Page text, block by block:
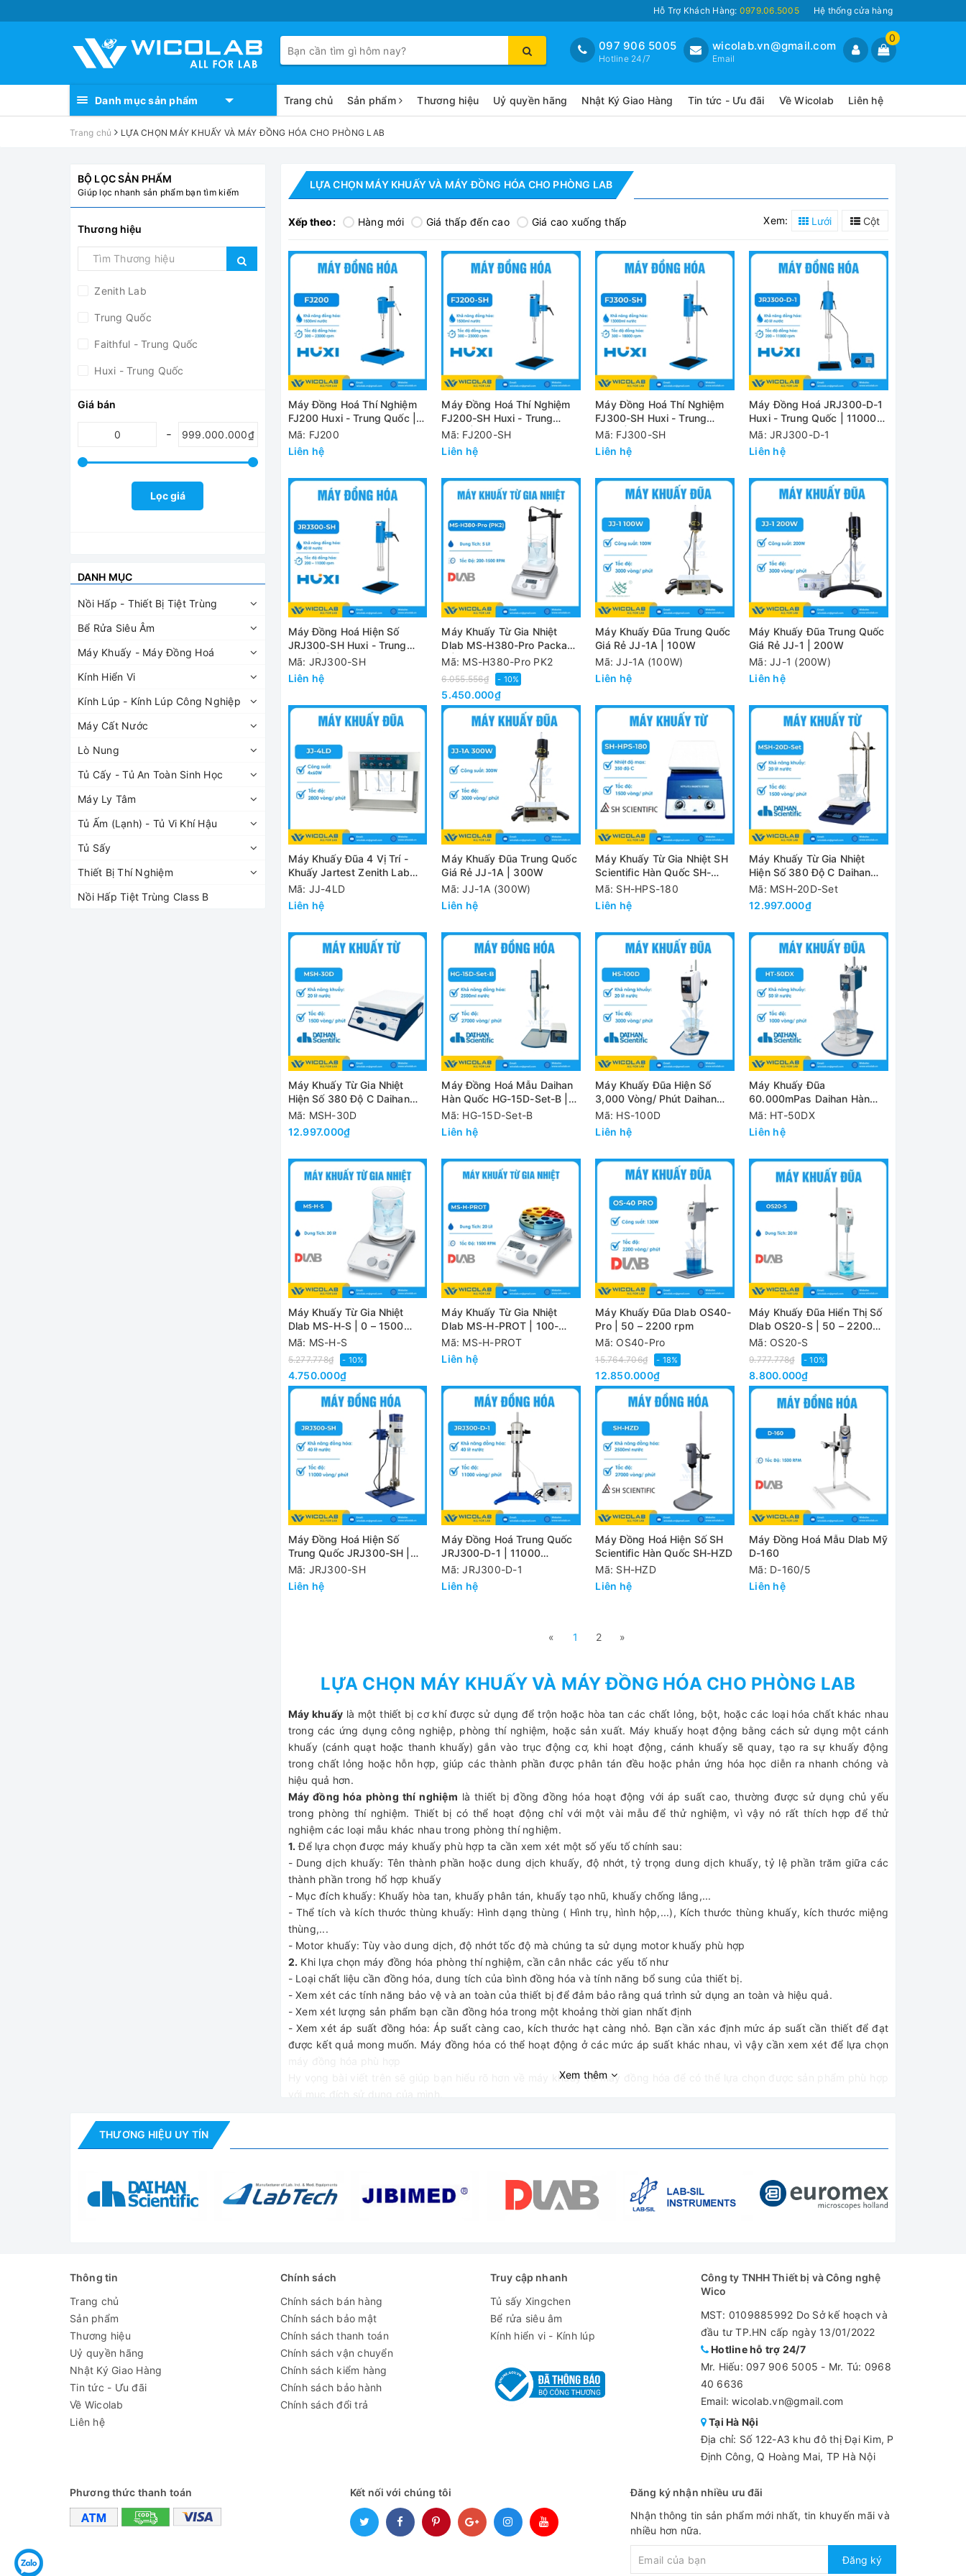
Hỗ Trợ Khách Hàng: 0979.06.5005 Hệ thống cửa hàng
0
wicolab.vn@gmail.com
Email
097 906 5005
Hotline 24/7
Danh mục sản phẩm Trang chủ Sản phẩm Thương hiệu Uỷ quyền hãng Nhật Ký Giao Hàng Tin tức - Ưu đãi Về Wicolab Liên hệ
Trang chủ LỰA CHỌN MÁY KHUẤY VÀ MÁY ĐỒNG HÓA CHO PHÒNG LAB
BỘ LỌC SẢN PHẨM
Giúp lọc nhanh sản phẩm bạn tìm kiếm
Thương hiệu
Zenith Lab
Trung Quốc
Faithful - Trung Quốc
Huxi - Trung Quốc
Giá bán
Lọc giá
DANH MỤC
Nồi Hấp - Thiết Bị Tiệt Trùng
Bể Rửa Siêu Âm
Máy Khuấy - Máy Đồng Hoá
Kính Hiển Vi
Kính Lúp - Kính Lúp Công Nghiệp
Máy Cất Nước
Lò Nung
Tủ Cấy - Tủ An Toàn Sinh Học
Máy Ly Tâm
Tủ Ấm (Lạnh) - Tủ Vi Khí Hậu
Tủ Sấy
Thiết Bị Thí Nghiệm
Nồi Hấp Tiệt Trùng Class B
LỰA CHỌN MÁY KHUẤY VÀ MÁY ĐỒNG HÓA CHO PHÒNG LAB
Xếp theo: Hàng mới Giá thấp đến cao Giá cao xuống thấp Xem: Lưới Cột
Máy Đồng Hoá Thí Nghiệm
FJ200 Huxi - Trung Quốc |
23000 vòng/ phút
Mã: FJ200
Liên hệ
Máy Đồng Hoá Thí Nghiệm
FJ200-SH Huxi - Trung
Quốc | 23000 vòng/ phút
Mã: FJ200-SH
Liên hệ
Máy Đồng Hoá Thí Nghiệm
FJ300-SH Huxi - Trung
Quốc | 18000 vòng/ phút
Mã: FJ300-SH
Liên hệ
Máy Đồng Hoá JRJ300-D-1
Huxi - Trung Quốc | 11000
vòng/ phút
Mã: JRJ300-D-1
Liên hệ
Máy Đồng Hoá Hiện Số
JRJ300-SH Huxi - Trung
Quốc | 11000 vòng/ phút
Mã: JRJ300-SH
Liên hệ
Máy Khuấy Từ Gia Nhiệt
Dlab MS-H380-Pro Package
2 | Tối đa 380 độ C
Mã: MS-H380-Pro PK2
6.055.556₫ - 10%
5.450.000₫
Máy Khuấy Đũa Trung Quốc
Giá Rẻ JJ-1A | 100W
Mã: JJ-1A (100W)
Liên hệ
Máy Khuấy Đũa Trung Quốc
Giá Rẻ JJ-1 | 200W
Mã: JJ-1 (200W)
Liên hệ
Máy Khuấy Đũa 4 Vị Trí -
Khuấy Jartest Zenith Lab
JJ-4LD
Mã: JJ-4LD
Liên hệ
Máy Khuấy Đũa Trung Quốc
Giá Rẻ JJ-1A | 300W
Mã: JJ-1A (300W)
Liên hệ
Máy Khuấy Từ Gia Nhiệt SH
Scientific Hàn Quốc SH-
HPS-180
Mã: SH-HPS-180
Liên hệ
Máy Khuấy Từ Gia Nhiệt
Hiện Số 380 Độ C Daihan
Hàn Quốc MSH-20D-Set
Mã: MSH-20D-Set
12.997.000₫
Máy Khuấy Từ Gia Nhiệt
Hiện Số 380 Độ C Daihan
Hàn Quốc MSH-30D
Mã: MSH-30D
12.997.000₫
Máy Đồng Hoá Mẫu Daihan
Hàn Quốc HG-15D-Set-B |
Màn Hình LCD
Mã: HG-15D-Set-B
Liên hệ
Máy Khuấy Đũa Hiện Số
3,000 Vòng/ Phút Daihan
HS-100D
Mã: HS-100D
Liên hệ
Máy Khuấy Đũa
60.000mPas Daihan Hàn
Quốc HT-50DX
Mã: HT-50DX
Liên hệ
Máy Khuấy Từ Gia Nhiệt
Dlab MS-H-S | 0 – 1500
Vòng/Phút
Mã: MS-H-S
5.277.778₫ - 10%
4.750.000₫
Máy Khuấy Từ Gia Nhiệt
Dlab MS-H-PROT | 100-
1500 Vòng/Phút
Mã: MS-H-PROT
Liên hệ
Máy Khuấy Đũa Dlab OS40-
Pro | 50 – 2200 rpm
Mã: OS40-Pro
15.764.706₫ - 18%
12.850.000₫
Máy Khuấy Đũa Hiển Thị Số
Dlab OS20-S | 50 – 2200
vòng/phút
Mã: OS20-S
9.777.778₫ - 10%
8.800.000₫
Máy Đồng Hoá Hiện Số
Trung Quốc JRJ300-SH |
11000 vòng/ phút - 40 Lít
Mã: JRJ300-SH
Liên hệ
Máy Đồng Hoá Trung Quốc
JRJ300-D-1 | 11000
Vòng/Phút - 40 Lít
Mã: JRJ300-D-1
Liên hệ
Máy Đồng Hoá Hiện Số SH
Scientific Hàn Quốc SH-HZD
Mã: SH-HZD
Liên hệ
Máy Đồng Hoá Mẫu Dlab Mỹ
D-160
Mã: D-160/5
Liên hệ
« 1 2 »
LỰA CHỌN MÁY KHUẤY VÀ MÁY ĐỒNG HÓA CHO PHÒNG LAB
Máy khuấy là một thiết bị cơ khí được sử dụng để trộn hoặc hòa tan các chất lỏng, bột, hoặc các loại hóa chất khác nhau
trong các ứng dụng công nghiệp, phòng thí nghiệm, hoặc sản xuất. Máy khuấy hoạt động bằng cách sử dụng một cánh
khuấy (cánh quạt hoặc thanh khuấy) gắn vào trục động cơ, khi hoạt động, cánh khuấy sẽ quay, tạo ra sự khuấy động
trong chất lỏng hoặc hỗn hợp, giúp các thành phần được phân tán đều hoặc phản ứng hóa học diễn ra nhanh chóng và
hiệu quả hơn.
Máy đồng hóa phòng thí nghiệm là thiết bị đồng đồng hóa hoạt động với áp suất cao, thường được sử dụng chủ yếu
trong phòng thí nghiệm. Thiết bị có thể hoạt động chỉ với một vài mẫu để thử nghiệm, vì vậy nó rất thích hợp để thử
nghiệm các loại mẫu khác nhau trong phòng thí nghiệm.
1. Để lựa chọn được máy khuấy phù hợp ta cần xem xét một số yếu tố chính sau:
- Dung dịch khuấy: Tên thành phần hoặc dung dịch khuấy, độ nhớt, tỷ trọng dung dịch khuấy, tỷ lệ phần trăm giữa các
thành phần trong hổ hợp khuấy
- Mục đích khuấy: Khuấy hòa tan, khuấy phân tán, khuấy tạo nhũ, khuấy chống lắng,...
- Thể tích và kích thước thùng khuấy: Hình dạng thùng ( Hình trụ, hình hộp,...), Kích thước thùng khuấy, kích thước miệng
thùng,...
- Motor khuấy: Tùy vào dung dịch, độ nhớt tốc độ mà chúng ta sử dụng motor khuấy phù hợp
2. Khi lựa chọn máy đồng hóa phòng thí nghiệm, cần cân nhắc các yếu tố như
- Loại chất liệu cần đồng hóa, dung tích của bình đồng hóa và tính năng bổ sung của thiết bị.
- Xem xét các tính năng bảo vệ và an toàn của thiết bị để đảm bảo rằng quá trình sử dụng an toàn và hiệu quả.
- Xem xét lượng sản phẩm bạn cần đồng hóa trong một khoảng thời gian nhất định
- Xem xét áp suất đồng hóa: Áp suất càng cao, kích thước hạt càng nhỏ. Bạn cần xác định mức áp suất cần thiết để đạt
được kết quả mong muốn. Máy đồng hóa có thể hoạt động ở các mức áp suất khác nhau, vì vậy cần xem xét để lựa chọn
Hy vọng bài viết trên sẽ giúp bạn hiểu rõ hơn về máy khuấy và máy đồng hóa để có thể lựa chọn được sản phẩm phù hợp
cũng như hỗ trợ bạn về các vấn đề sau khi mua sản phẩm. Liên hệ ngay để được tư vấn khi bạn có máy khuấy và máy
đồng hóa nhé
Xem thêm
THƯƠNG HIỆU UY TÍN
Thông tin
Trang chủ
Sản phẩm
Thương hiệu
Uỷ quyền hãng
Nhật Ký Giao Hàng
Tin tức - Ưu đãi
Về Wicolab
Liên hệ
Chính sách
Chính sách bán hàng
Chính sách bảo mật
Chính sách thanh toán
Chính sách vận chuyển
Chính sách kiểm hàng
Chính sách bảo hành
Chính sách đổi trả
Truy cập nhanh
Tủ sấy Xingchen
Bể rửa siêu âm
Kính hiển vi - Kính lúp
Công ty TNHH Thiết bị và Công nghệ
Wico
MST: 0109885992 Do Sở kế hoạch và
đầu tư TP.HN cấp ngày 13/01/2022
Hotline hỗ trợ 24/7
Mr. Hiếu: 097 906 5005 - Mr. Tú: 0968
40 6636
Email: wicolab.vn@gmail.com
Tại Hà Nội
Địa chỉ: Số 122-A3 khu đô thị Đại Kim, P
Định Công, Q Hoàng Mai, TP Hà Nội
Phương thức thanh toán Kết nối với chúng tôi
Đăng ký nhận nhiều ưu đãi
Nhận thông tin sản phẩm mới nhất, tin khuyến mãi và
nhiều hơn nữa.
Đăng ký